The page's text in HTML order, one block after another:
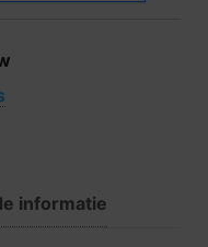
informatie